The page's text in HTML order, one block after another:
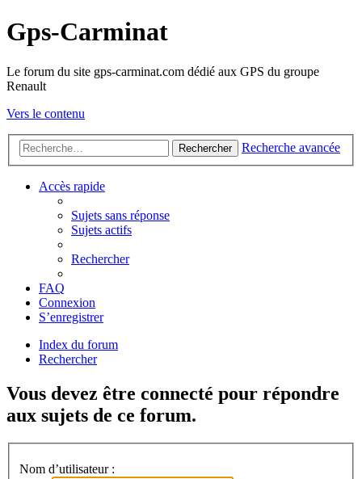
Gps-Carminat
Le forum du site gps-carminat.com dédié aux GPS du groupe
Renault
Vers le contenu
Rechercher Recherche avancée
Accès rapide
Sujets sans réponse
Sujets actifs
Rechercher
FAQ
Connexion
S’enregistrer
Index du forum
Rechercher
Vous devez être connecté pour répondre
aux sujets de ce forum.
Nom d’utilisateur :